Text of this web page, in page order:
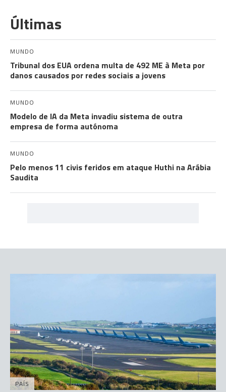
Últimas
MUNDO
Tribunal dos EUA ordena multa de 492 ME à Meta por
danos causados por redes sociais a jovens
MUNDO
Modelo de IA da Meta invadiu sistema de outra
empresa de forma autónoma
MUNDO
Pelo menos 11 civis feridos em ataque Huthi na Arábia
Saudita
PAÍS